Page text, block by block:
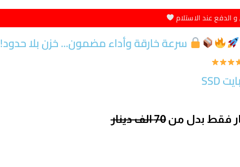
عند الاستلام
سرعة خارقة وأداء مضمون... خزن بلا حدود!
فقط بدل من70 الف دينار